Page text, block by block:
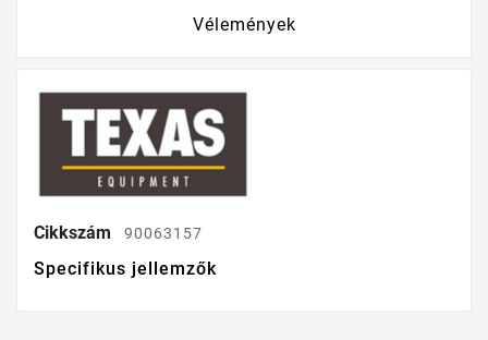
Vélemények
Cikkszám 90063157
Specifikus jellemzők